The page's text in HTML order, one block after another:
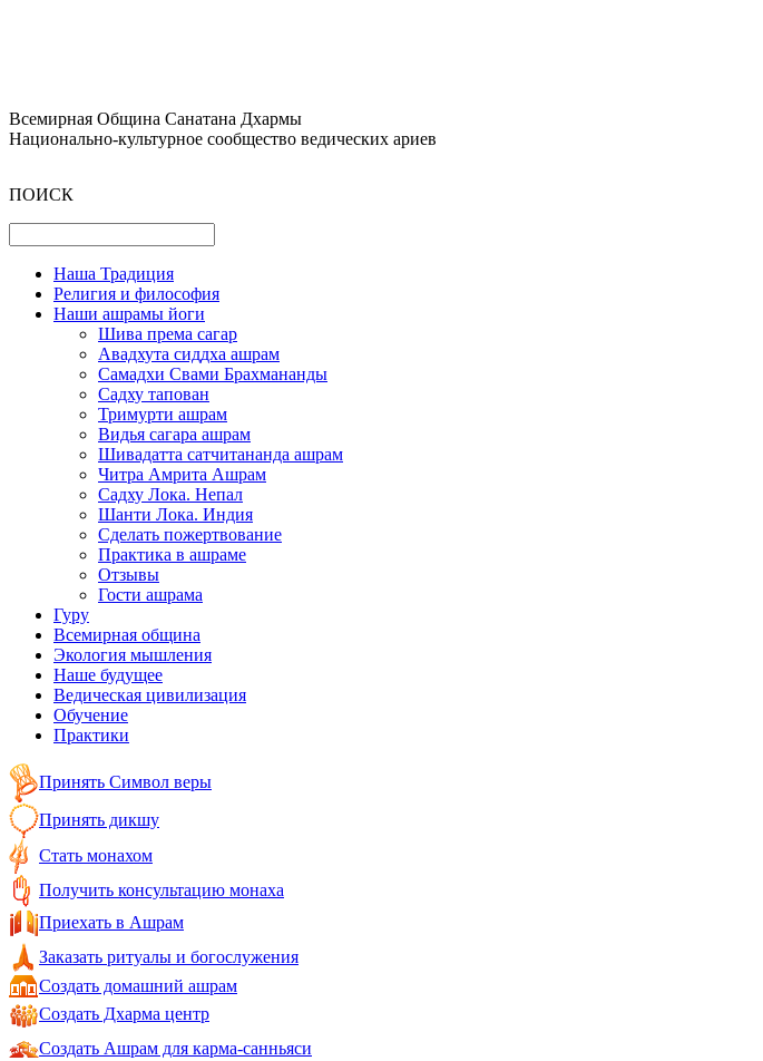
Всемирная Община Санатана Дхармы
Национально-культурное сообщество ведических ариев
ПОИСК
Наша Традиция
Религия и философия
Наши ашрамы йоги
Шива према сагар
Авадхута сиддха ашрам
Самадхи Свами Брахмананды
Садху тапован
Тримурти ашрам
Видья сагара ашрам
Шивадатта сатчитананда ашрам
Читра Амрита Ашрам
Садху Лока. Непал
Шанти Лока. Индия
Сделать пожертвование
Практика в ашраме
Отзывы
Гости ашрама
Гуру
Всемирная община
Экология мышления
Наше будущее
Ведическая цивилизация
Обучение
Практики
Принять Символ веры
Принять дикшу
Стать монахом
Получить консультацию монаха
Приехать в Ашрам
Заказать ритуалы и богослужения
Создать домашний ашрам
Создать Дхарма центр
Создать Ашрам для карма-санньяси